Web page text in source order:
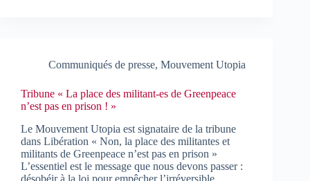
Communiqués de presse, Mouvement Utopia
Tribune « La place des militant-es de Greenpeace
n’est pas en prison ! »
Le Mouvement Utopia est signataire de la tribune
dans Libération « Non, la place des militantes et
militants de Greenpeace n’est pas en prison »
L’essentiel est le message que nous devons passer :